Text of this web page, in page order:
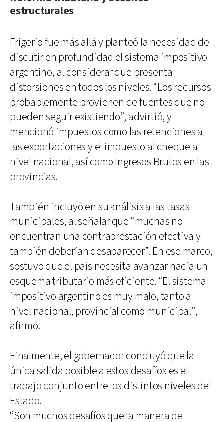
estructurales
Frigerio fue más allá y planteó la necesidad de
discutir en profundidad el sistema impositivo
argentino, al considerar que presenta
distorsiones en todos los niveles. “Los recursos
probablemente provienen de fuentes que no
pueden seguir existiendo”, advirtió, y
mencionó impuestos como las retenciones a
las exportaciones y el impuesto al cheque a
nivel nacional, así como Ingresos Brutos en las
provincias.
También incluyó en su análisis a las tasas
municipales, al señalar que “muchas no
encuentran una contraprestación efectiva y
también deberían desaparecer”. En ese marco,
sostuvo que el país necesita avanzar hacia un
esquema tributario más eficiente. “El sistema
impositivo argentino es muy malo, tanto a
nivel nacional, provincial como municipal”,
afirmó.
Finalmente, el gobernador concluyó que la
única salida posible a estos desafíos es el
trabajo conjunto entre los distintos niveles del
Estado.
“Son muchos desafíos que la manera de